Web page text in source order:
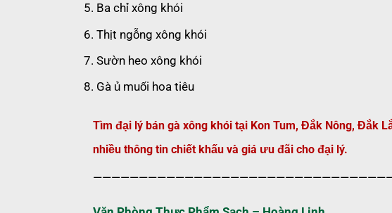
Ba chỉ xông khói
Thịt ngỗng xông khói
Sườn heo xông khói
Gà ủ muối hoa tiêu
Tìm đại lý bán gà xông khói tại Kon Tum, Đắk Nông, Đắk
nhiều thông tin chiết khấu và giá ưu đãi cho đại lý.